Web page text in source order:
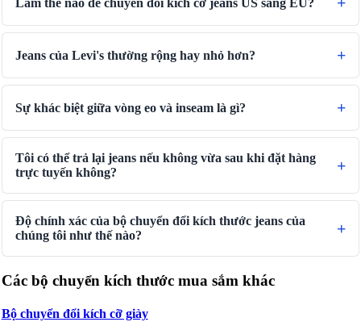
Jeans của Levi's thường rộng hay nhỏ hơn?
Sự khác biệt giữa vòng eo và inseam là gì?
Tôi có thể trả lại jeans nếu không vừa sau khi đặt hàng
trực tuyến không?
Độ chính xác của bộ chuyển đổi kích thước jeans của
chúng tôi như thế nào?
Các bộ chuyển kích thước mua sắm khác
Bộ chuyển đổi kích cỡ giày